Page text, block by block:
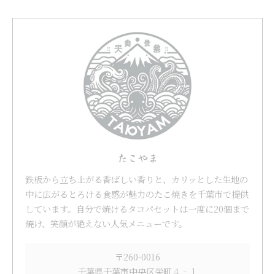
たこやま
鉄板から立ち上がる香ばしい香りと、カリッとした生地の
中に広がるとろける食感が魅力のたこ焼きを千葉市で提供
しています。自分で焼けるタコパセットは一度に20個まで
焼け、笑顔が絶えない人気メニューです。
〒260-0016
千葉県千葉市中央区栄町４‐１